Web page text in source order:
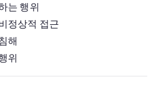
는 행위
정상적 접근
해
위